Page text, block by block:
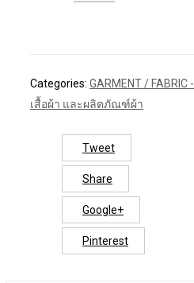
Categories: GARMENT / FABRIC -
เสื้อผ้า และผลิตภัณฑ์ผ้า
Tweet
Share
Google+
Pinterest